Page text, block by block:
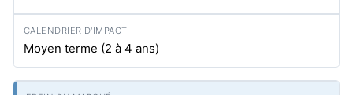
Moyen terme (2 à 4 ans)